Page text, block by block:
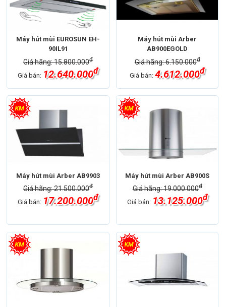
Máy hút mùi EUROSUN EH-
90IL91
Giá hãng: 15.800.000đ
Giá bán: 12.640.000đ
Máy hút mùi Arber
AB900EGOLD
Giá hãng: 6.150.000đ
Giá bán:4.612.000đ
Máy hút mùi Arber AB9903
Giá hãng: 21.500.000đ
Giá bán: 17.200.000đ
Máy hút mùi Arber AB900S
Giá hãng: 19.000.000đ
Giá bán: 13.125.000đ